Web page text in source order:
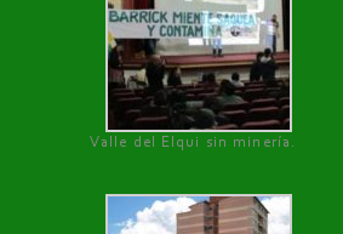
Valle del Elqui sin minería.